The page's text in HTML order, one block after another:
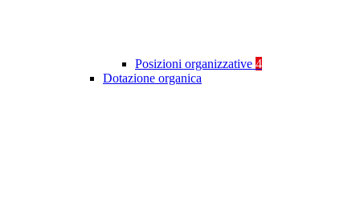
Posizioni organizzative 4
Dotazione organica